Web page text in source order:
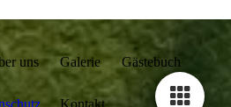
uns Galerie Gästebuch